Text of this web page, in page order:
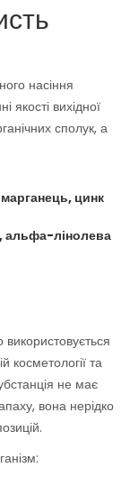
насіння
якості вихідної
сполук, а
цинк
альфа-лінолева
косметології та
не має
вона нерідко